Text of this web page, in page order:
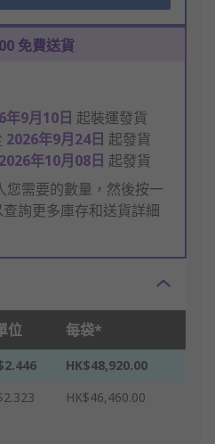
免費送貨
年9月10日 起裝運發貨
2026年9月24日 起發貨
2026年10月08日 起發貨
需要的數量，然後按一
詢更多庫存和送貨詳細
位 每袋*
HK$48,920.00
HK$46,460.00